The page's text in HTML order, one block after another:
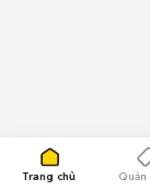
Trang chủ Quản